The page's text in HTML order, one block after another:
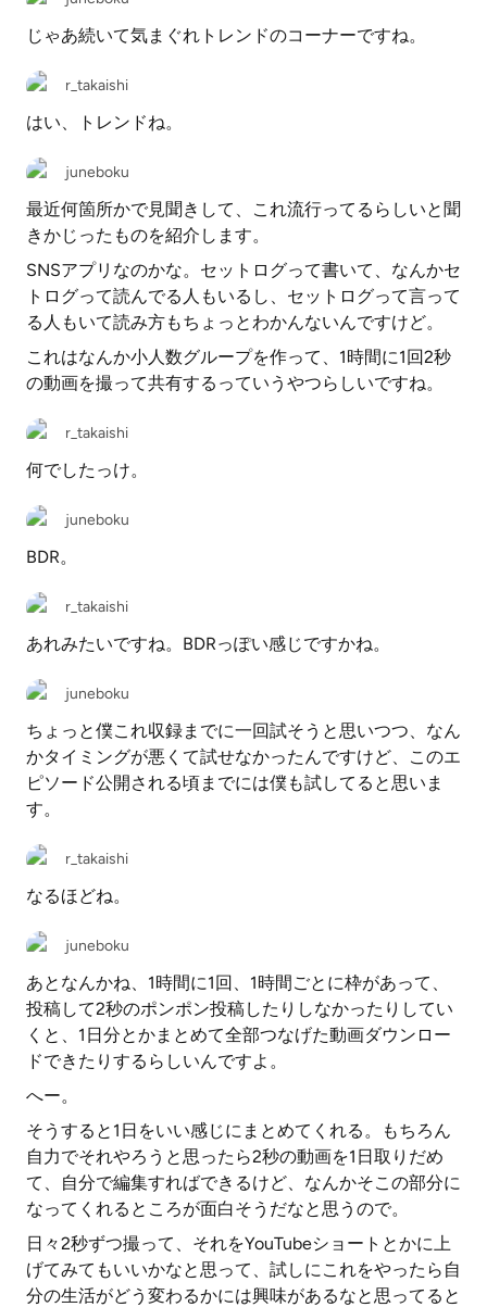
じゃあ続いて気まぐれトレンドのコーナーですね。
r_takaishi
はい、トレンドね。
juneboku
最近何箇所かで見聞きして、これ流行ってるらしいと聞
きかじったものを紹介します。
SNSアプリなのかな。セットログって書いて、なんかセ
トログって読んでる人もいるし、セットログって言って
る人もいて読み方もちょっとわかんないんですけど。
これはなんか小人数グループを作って、1時間に1回2秒
の動画を撮って共有するっていうやつらしいですね。
r_takaishi
何でしたっけ。
juneboku
BDR。
r_takaishi
あれみたいですね。BDRっぽい感じですかね。
juneboku
ちょっと僕これ収録までに一回試そうと思いつつ、なん
かタイミングが悪くて試せなかったんですけど、このエ
ピソード公開される頃までには僕も試してると思いま
す。
r_takaishi
なるほどね。
juneboku
あとなんかね、1時間に1回、1時間ごとに枠があって、
投稿して2秒のポンポン投稿したりしなかったりしてい
くと、1日分とかまとめて全部つなげた動画ダウンロー
ドできたりするらしいんですよ。
へー。
そうすると1日をいい感じにまとめてくれる。もちろん
自力でそれやろうと思ったら2秒の動画を1日取りだめ
て、自分で編集すればできるけど、なんかそこの部分に
なってくれるところが面白そうだなと思うので。
日々2秒ずつ撮って、それをYouTubeショートとかに上
げてみてもいいかなと思って、試しにこれをやったら自
分の生活がどう変わるかには興味があるなと思ってると